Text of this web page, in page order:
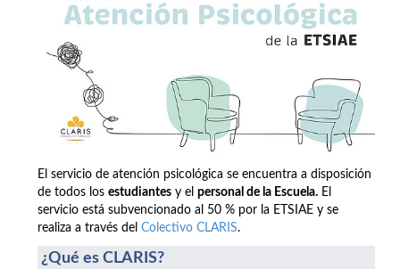
El servicio de atención psicológica se encuentra a disposición
de todos los estudiantes y el personal de la Escuela. El
servicio está subvencionado al 50 % por la ETSIAE y se
realiza a través del Colectivo CLARIS.
¿Qué es CLARIS?